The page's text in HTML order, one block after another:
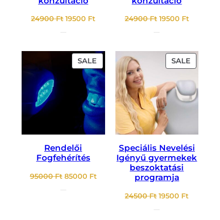
24900Ft Original
24900 Ft.
19500 FtCurrent
19500 Ft.
24900Ft Original
24900 Ft.
19500 FtCurrent
19500 Ft.
SALE PRODUCT
ON
SALE
Rendelői
Fogfehérítés
95000Ft Original
85000 FtCurrent
SALE
ON
SALE
Speciális Nevelési
Igényű gyermekek
beszoktatási
programja
24500Ft Original
19500 FtCurrent